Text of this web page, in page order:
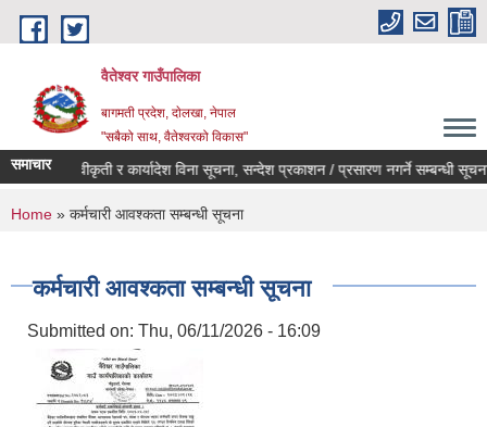
Skip to main content
वैतेश्वर गाउँपालिका
बागमती प्रदेश, दाेलखा, नेपाल
"सबैको साथ, वैतेश्वरको विकास"
समाचार
पूर्व स्वीकृती र कार्यादेश विना सूचना, सन्देश प्रकाशन / प्रसारण नगर्ने सम्बन्धी सूचना ।
You are here
Home » कर्मचारी आवश्कता सम्बन्धी सूचना
कर्मचारी आवश्कता सम्बन्धी सूचना
Submitted on: Thu, 06/11/2026 - 16:09